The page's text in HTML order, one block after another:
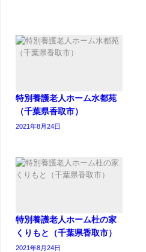
特別養護老人ホーム水都苑
（千葉県香取市）
2021年8月24日
特別養護老人ホーム杜の家
くりもと（千葉県香取市）
2021年8月24日